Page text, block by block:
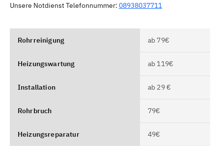
Unsere Notdienst Telefonnummer: 08938037711
Rohrreinigung ab 79€
Heizungswartung ab 119€
Installation ab 29 €
Rohrbruch 79€
Heizungsreparatur 49€